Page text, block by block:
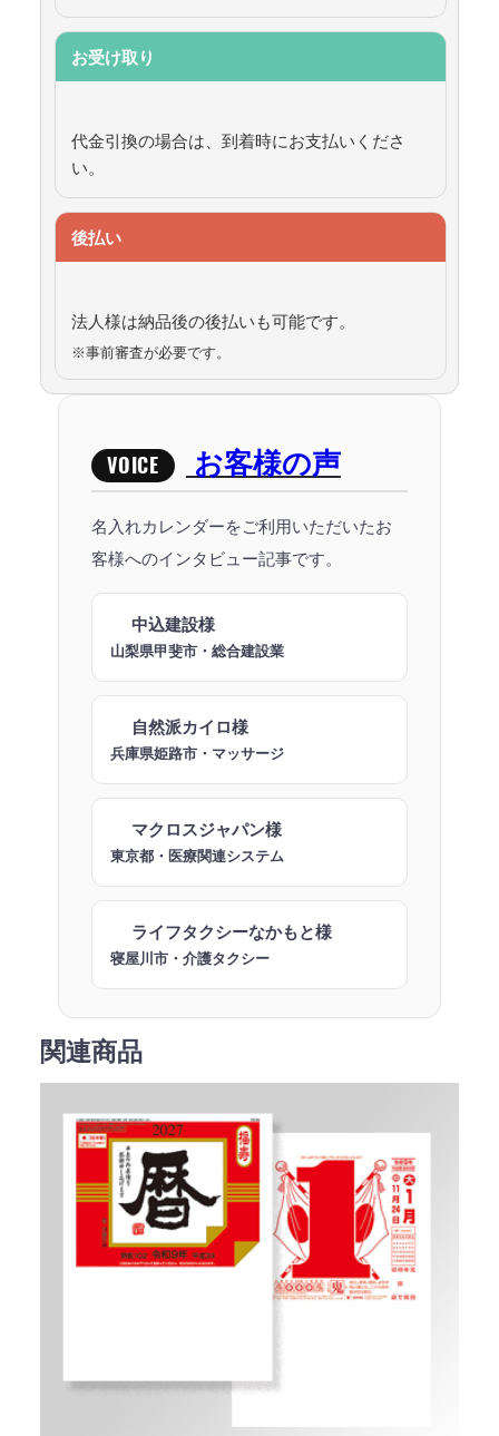
お受け取り
代金引換の場合は、到着時にお支払いくださ
い。
後払い
法人様は納品後の後払いも可能です。
※事前審査が必要です。
VOICE お客様の声
名入れカレンダーをご利用いただいたお
客様へのインタビュー記事です。
中込建設様
山梨県甲斐市・総合建設業
自然派カイロ様
兵庫県姫路市・マッサージ
マクロスジャパン様
東京都・医療関連システム
ライフタクシーなかもと様
寝屋川市・介護タクシー
関連商品